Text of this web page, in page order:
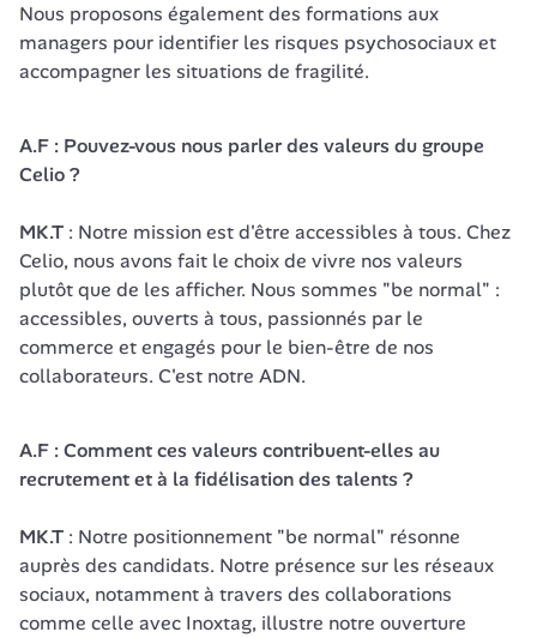
Nous proposons également des formations aux
managers pour identifier les risques psychosociaux et
accompagner les situations de fragilité.
A.F : Pouvez-vous nous parler des valeurs du groupe
Celio ?
MK.T : Notre mission est d'être accessibles à tous. Chez
Celio, nous avons fait le choix de vivre nos valeurs
plutôt que de les afficher. Nous sommes "be normal" :
accessibles, ouverts à tous, passionnés par le
commerce et engagés pour le bien-être de nos
collaborateurs. C'est notre ADN.
A.F : Comment ces valeurs contribuent-elles au
recrutement et à la fidélisation des talents ?
MK.T : Notre positionnement "be normal" résonne
auprès des candidats. Notre présence sur les réseaux
sociaux, notamment à travers des collaborations
comme celle avec Inoxtag, illustre notre ouverture